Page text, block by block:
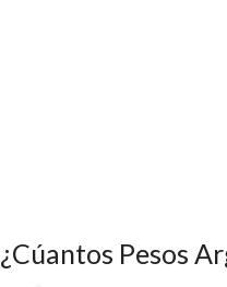
¿Cúantos Pesos